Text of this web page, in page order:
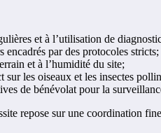
et à l’utilisation de
par des protocoles stricts;
et à l’humidité du site;
les oiseaux et les insectes
de bénévolat pour la
repose sur une coordination